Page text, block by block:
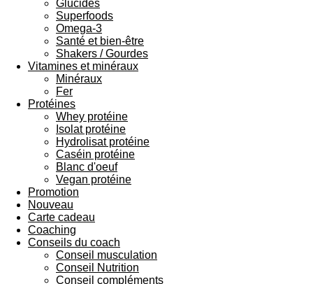
Glucides
Superfoods
Omega-3
Santé et bien-être
Shakers / Gourdes
Vitamines et minéraux
Minéraux
Fer
Protéines
Whey protéine
Isolat protéine
Hydrolisat protéine
Caséin protéine
Blanc d'oeuf
Vegan protéine
Promotion
Nouveau
Carte cadeau
Coaching
Conseils du coach
Conseil musculation
Conseil Nutrition
Conseil compléments